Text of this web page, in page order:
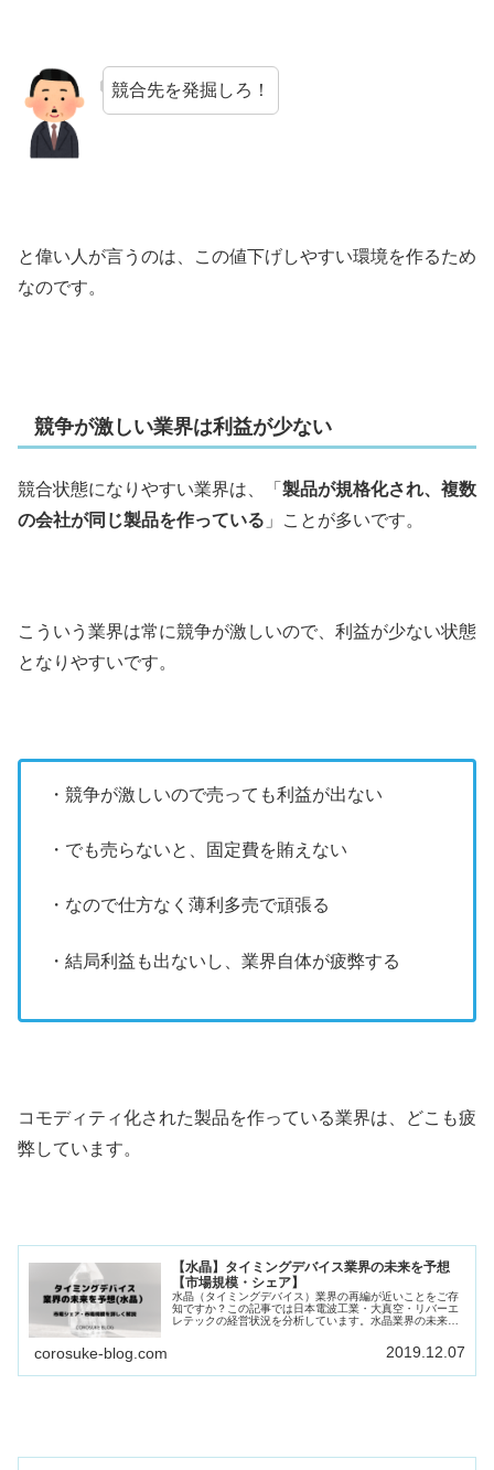
競合先を発掘しろ！
と偉い人が言うのは、この値下げしやすい環境を作るため
なのです。
競争が激しい業界は利益が少ない
競合状態になりやすい業界は、「 製品が規格化され、複数
の会社が同じ製品を作っている 」ことが多いです。
こういう業界は常に競争が激しいので、利益が少ない状態
となりやすいです。
・競争が激しいので売っても利益が出ない
・でも売らないと、固定費を賄えない
・なので仕方なく薄利多売で頑張る
・結局利益も出ないし、業界自体が疲弊する
コモディティ化された製品を作っている業界は、どこも疲
弊しています。
【水晶】タイミングデバイス業界の未来を予想
【市場規模・シェア】
水晶（タイミングデバイス）業界の再編が近いことをご存
知ですか？この記事では日本電波工業・大真空・リバーエ
レテックの経営状況を分析しています。水晶業界の未来が
corosuke-blog.com 2019.12.07